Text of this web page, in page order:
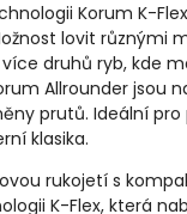
Korum K-
lovit
druhů ryb, kde
Allrounder jsou
prutů. Ideální
klasika.
rukojetí s
K-Flex, která